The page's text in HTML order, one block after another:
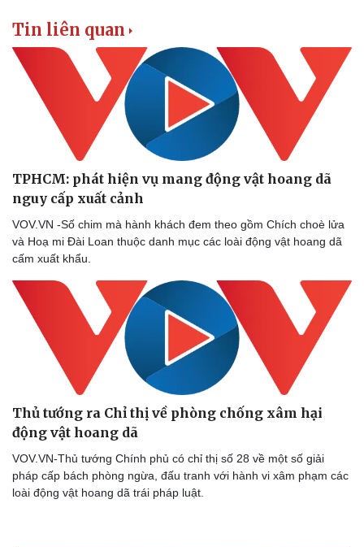
Doanh nghiệp
Thông tin doanh nghiệp
Doanh nghiệp 24h
Doanh nhân
Vì cộng đồng
Công nghệ
Sành điệu
Tin Công nghệ
Trải nghiệm
Chuyển đổi số
Tin liên quan
TPHCM: phát hiện vụ mang động vật hoang dã
nguy cấp xuất cảnh
VOV.VN -Số chim mà hành khách đem theo gồm Chích choè lửa
và Hoạ mi Đài Loan thuộc danh mục các loài động vật hoang dã
cấm xuất khẩu.
Thủ tướng ra Chỉ thị về phòng chống xâm hại
động vật hoang dã
VOV.VN-Thủ tướng Chính phủ có chỉ thị số 28 về một số giải
pháp cấp bách phòng ngừa, đấu tranh với hành vi xâm phạm các
loài động vật hoang dã trái pháp luật.